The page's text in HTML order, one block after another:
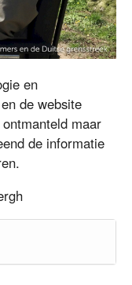
en
de website
maar
de informatie